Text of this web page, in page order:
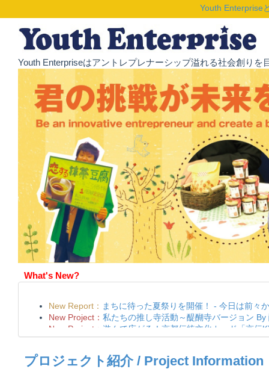
Youth Enterprise
Youth Enterpriseはアントレプレナーシップ溢れる社会創り
What's New?
プロジェクト紹介 / Project Information